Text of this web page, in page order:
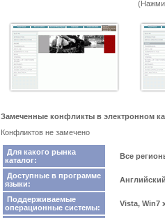
Замеченные конфликты в электронном
Конфликтов не замечено
Для какого рынка
каталог:
Все
Доступные в программе
языки:
Поддерживаемые
операционные системы:
Vista, Win7